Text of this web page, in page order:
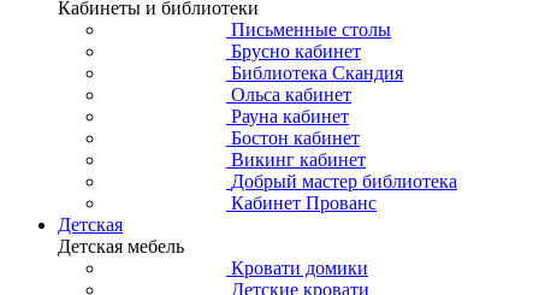
Кабинеты и библиотеки
Письменные столы
Брусно кабинет
Библиотека Скандия
Ольса кабинет
Рауна кабинет
Бостон кабинет
Викинг кабинет
Добрый мастер библиотека
Кабинет Прованс
Детская
Детская мебель
Кровати домики
Детские кровати